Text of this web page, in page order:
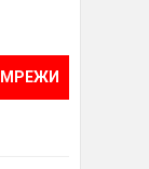
МРЕЖИ